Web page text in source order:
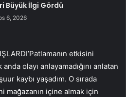
Büyük İlgi Gördü
6, 2026
etkisini
olayı anlayamadığını anlatan
kaybı yaşadım. O sırada
mağazanın içine almak için